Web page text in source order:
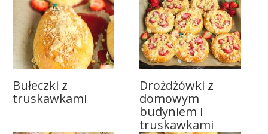
Bułeczki z
truskawkami
Drożdżówki z
domowym
budyniem i
truskawkami